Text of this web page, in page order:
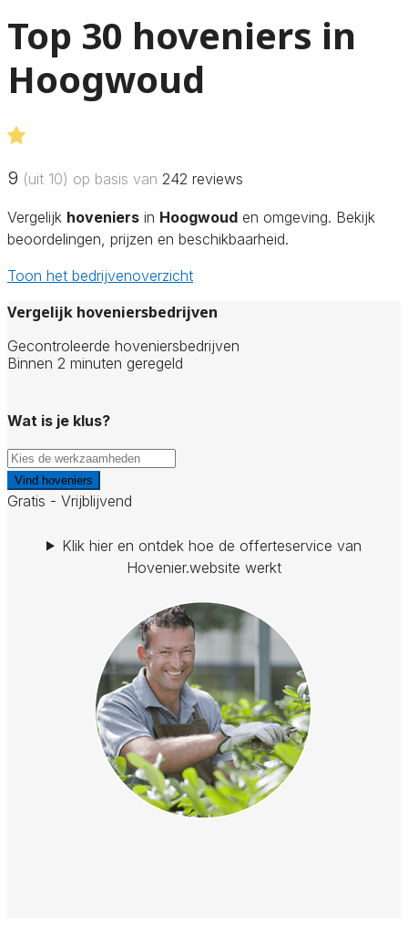
Top 30 hoveniers in
Hoogwoud
9 (uit 10) op basis van 242 reviews
Vergelijk hoveniers in Hoogwoud en omgeving. Bekijk
beoordelingen, prijzen en beschikbaarheid.
Toon het bedrijvenoverzicht
Vergelijk hoveniersbedrijven
Gecontroleerde hoveniersbedrijven
Binnen 2 minuten geregeld
Wat is je klus?
Vind hoveniers
Gratis - Vrijblijvend
Klik hier en ontdek hoe de offerteservice van
Hovenier.website werkt